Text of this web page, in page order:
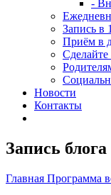
-
Запись в
Приём в
Сделайте
Новости
Контакты
Запись блога
Главная Программа